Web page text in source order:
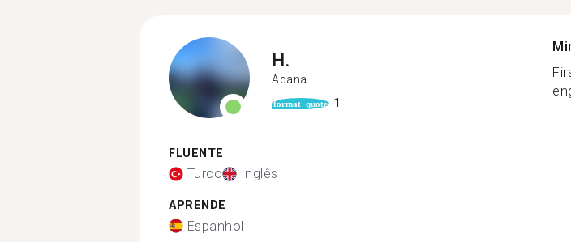
H.
Adana
format_quote 1
FLUENTE
Turco Inglês
APRENDE
Espanhol